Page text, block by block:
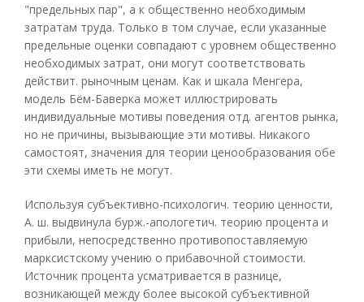
"предельных пар", а к общественно необходимым
затратам труда. Только в том случае, если указанные
предельные оценки совпадают с уровнем общественно
необходимых затрат, они могут соответствовать
действит. рыночным ценам. Как и шкала Менгера,
модель Бём-Баверка может иллюстрировать
индивидуальные мотивы поведения отд. агентов рынка,
но не причины, вызывающие эти мотивы. Никакого
самостоят, значения для теории ценообразования обе
эти схемы иметь не могут.
Используя субъективно-психологич. теорию ценности,
А. ш. выдвинула бурж.-апологетич. теорию процента и
прибыли, непосредственно противопоставляемую
марксистскому учению о прибавочной стоимости.
Источник процента усматривается в разнице,
возникающей между более высокой субъективной